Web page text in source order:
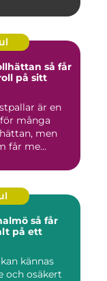
så får
på sitt
är en
många
men
får me...
så får
på ett
kännas
och osäkert